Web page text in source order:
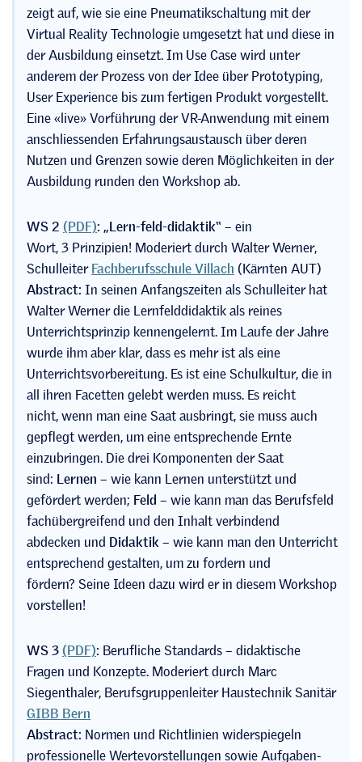
zeigt auf, wie sie eine Pneumatikschaltung mit der
Virtual Reality Technologie umgesetzt hat und diese in
der Ausbildung einsetzt. Im Use Case wird unter
anderem der Prozess von der Idee über Prototyping,
User Experience bis zum fertigen Produkt vorgestellt.
Eine «live» Vorführung der VR-Anwendung mit einem
anschliessenden Erfahrungsaustausch über deren
Nutzen und Grenzen sowie deren Möglichkeiten in der
Ausbildung runden den Workshop ab.
WS 2 (PDF): „Lern-feld-didaktik“ – ein
Wort, 3 Prinzipien! Moderiert durch Walter Werner,
SchulleiterFachberufsschule Villach (Kärnten AUT)
Abstract: In seinen Anfangszeiten als Schulleiter hat
Walter Werner die Lernfelddidaktik als reines
Unterrichtsprinzip kennengelernt. Im Laufe der Jahre
wurde ihm aber klar, dass es mehr ist als eine
Unterrichtsvorbereitung. Es ist eine Schulkultur, die in
all ihren Facetten gelebt werden muss. Es reicht
nicht, wenn man eine Saat ausbringt, sie muss auch
gepflegt werden, um eine entsprechende Ernte
einzubringen. Die drei Komponenten der Saat
sind: Lernen – wie kann Lernen unterstützt und
gefördert werden; Feld – wie kann man das Berufsfeld
fachübergreifend und den Inhalt verbindend
abdecken und Didaktik– wie kann man den Unterricht
entsprechend gestalten, um zu fordern und
fördern? Seine Ideen dazu wird er in diesem Workshop
vorstellen!
WS 3(PDF): Berufliche Standards – didaktische
Fragen und Konzepte. Moderiert durch Marc
Siegenthaler, Berufsgruppenleiter Haustechnik Sanitär
GIBB Bern
Abstract: Normen und Richtlinien widerspiegeln
professionelle Wertevorstellungen sowie Aufgaben-